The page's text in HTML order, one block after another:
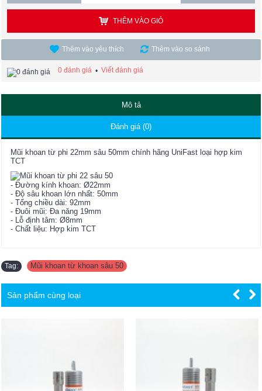
THÊM VÀO GIỎ
Thêm vào yêu thích Thêm vào so sánh
0 đánh giá • Viết đánh giá
Mô tả
Đánh giá (0)
Mũi khoan từ phi 22mm sâu 50mm chính hãng UniFast loại hợp kim
TCT
- Đường kính khoan: Ø22mm
- Độ sâu khoan lớn nhất: 50mm
- Tổng chiều dài: 92mm
- Đuôi mũi: Đa năng 19mm
- Lỗ định tâm: Ø8mm
- Chất liệu: Hợp kim TCT
Tag: Mũi khoan từ khoan sâu 50
Sản phẩm cùng loại